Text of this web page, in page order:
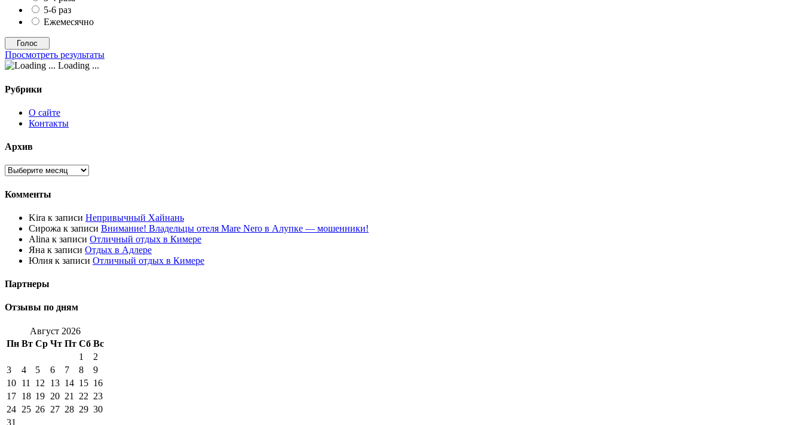
5-6 раз
Ежемесячно
Просмотреть результаты
Loading ...
Рубрики
О сайте
Контакты
Архив
Комменты
Kira к записи Непривычный Хайнань
Сирожа к записи Внимание! Владельцы отеля Mare Nero в Алупке — мошенники!
Alina к записи Отличный отдых в Кимере
Яна к записи Отдых в Адлере
Юлия к записи Отличный отдых в Кимере
Партнеры
Отзывы по дням
Август 2026
Пн Вт Ср Чт Пт Сб Вс
1
2
3
4 5 6 7 8
9
10 11 12 13 14 15 16
17 18 19 20 21 22 23
24 25 26 27 28 29 30
31